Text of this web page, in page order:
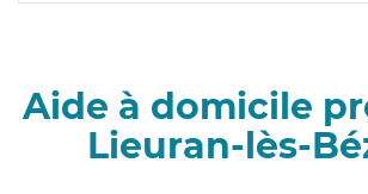
Aide à domicile
Lieuran-lès-